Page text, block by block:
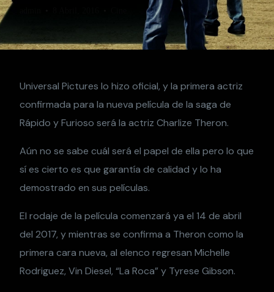
Universal Pictures lo hizo oficial, y la primera actriz
confirmada para la nueva película de la saga de
Rápido y Furioso será la actriz Charlize Theron.
Aún no se sabe cuál será el papel de ella pero lo que
sí es cierto es que garantía de calidad y lo ha
demostrado en sus películas.
El rodaje de la película comenzará ya el 14 de abril
del 2017, y mientras se confirma a Theron como la
primera cara nueva, al elenco regresan Michelle
Rodriguez, Vin Diesel, “La Roca” y Tyrese Gibson.